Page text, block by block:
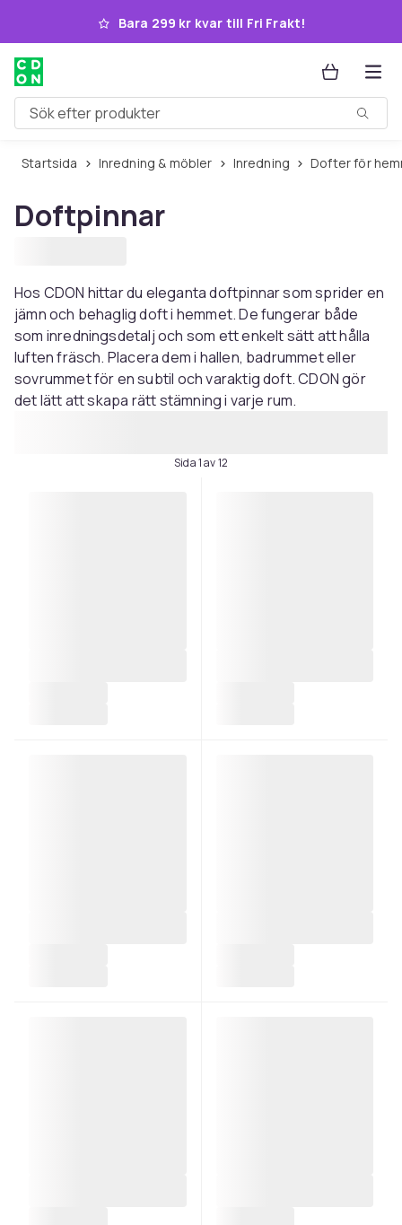
Hoppa till huvudinnehållet
Bara 299 kr kvar till Fri Frakt!
Sök efter produkter
Startsida Inredning & möbler Inredning Dofter för
Doftpinnar
Hos CDON hittar du eleganta doftpinnar som sprider en
jämn och behaglig doft i hemmet. De fungerar både
som inredningsdetalj och som ett enkelt sätt att hålla
luften fräsch. Placera dem i hallen, badrummet eller
sovrummet för en subtil och varaktig doft. CDON gör
det lätt att skapa rätt stämning i varje rum.
Sida 1 av 12